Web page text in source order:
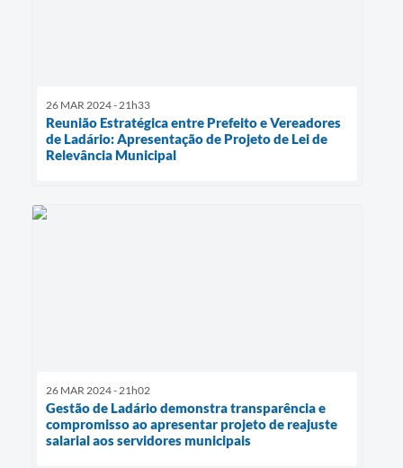
26 MAR 2024 - 21h33
Reunião Estratégica entre Prefeito e Vereadores
de Ladário: Apresentação de Projeto de Lei de
Relevância Municipal
26 MAR 2024 - 21h02
Gestão de Ladário demonstra transparência e
compromisso ao apresentar projeto de reajuste
salarial aos servidores municipais